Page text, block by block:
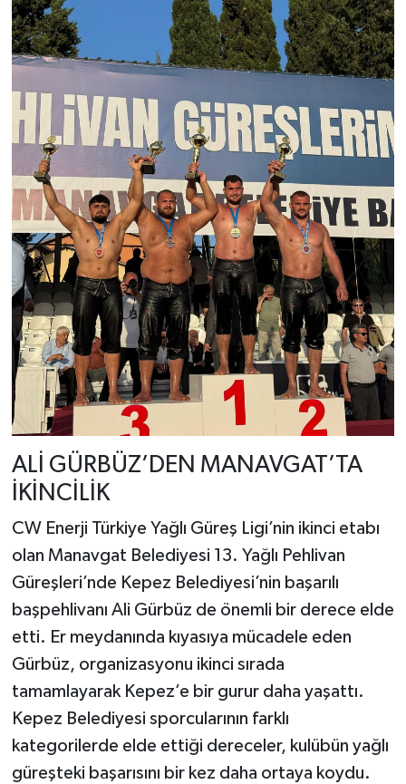
​ALİ GÜRBÜZ’DEN MANAVGAT’TA
İKİNCİLİK
​CW Enerji Türkiye Yağlı Güreş Ligi’nin ikinci etabı
olan Manavgat Belediyesi 13. Yağlı Pehlivan
Güreşleri’nde Kepez Belediyesi’nin başarılı
başpehlivanı Ali Gürbüz de önemli bir derece elde
etti. Er meydanında kıyasıya mücadele eden
Gürbüz, organizasyonu ikinci sırada
tamamlayarak Kepez’e bir gurur daha yaşattı.
Kepez Belediyesi sporcularının farklı
kategorilerde elde ettiği dereceler, kulübün yağlı
güreşteki başarısını bir kez daha ortaya koydu.